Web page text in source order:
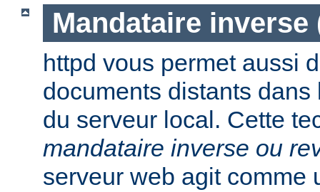
Mandataire inverse
httpd vous permet aussi
documents distants
du serveur local. Cette
mandataire inverse ou
serveur web agit comme